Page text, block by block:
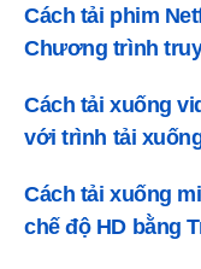
Cách tải phim
Chương trình
Cách tải xuống
với trình tải
Cách tải xuống
chế độ HD bằng